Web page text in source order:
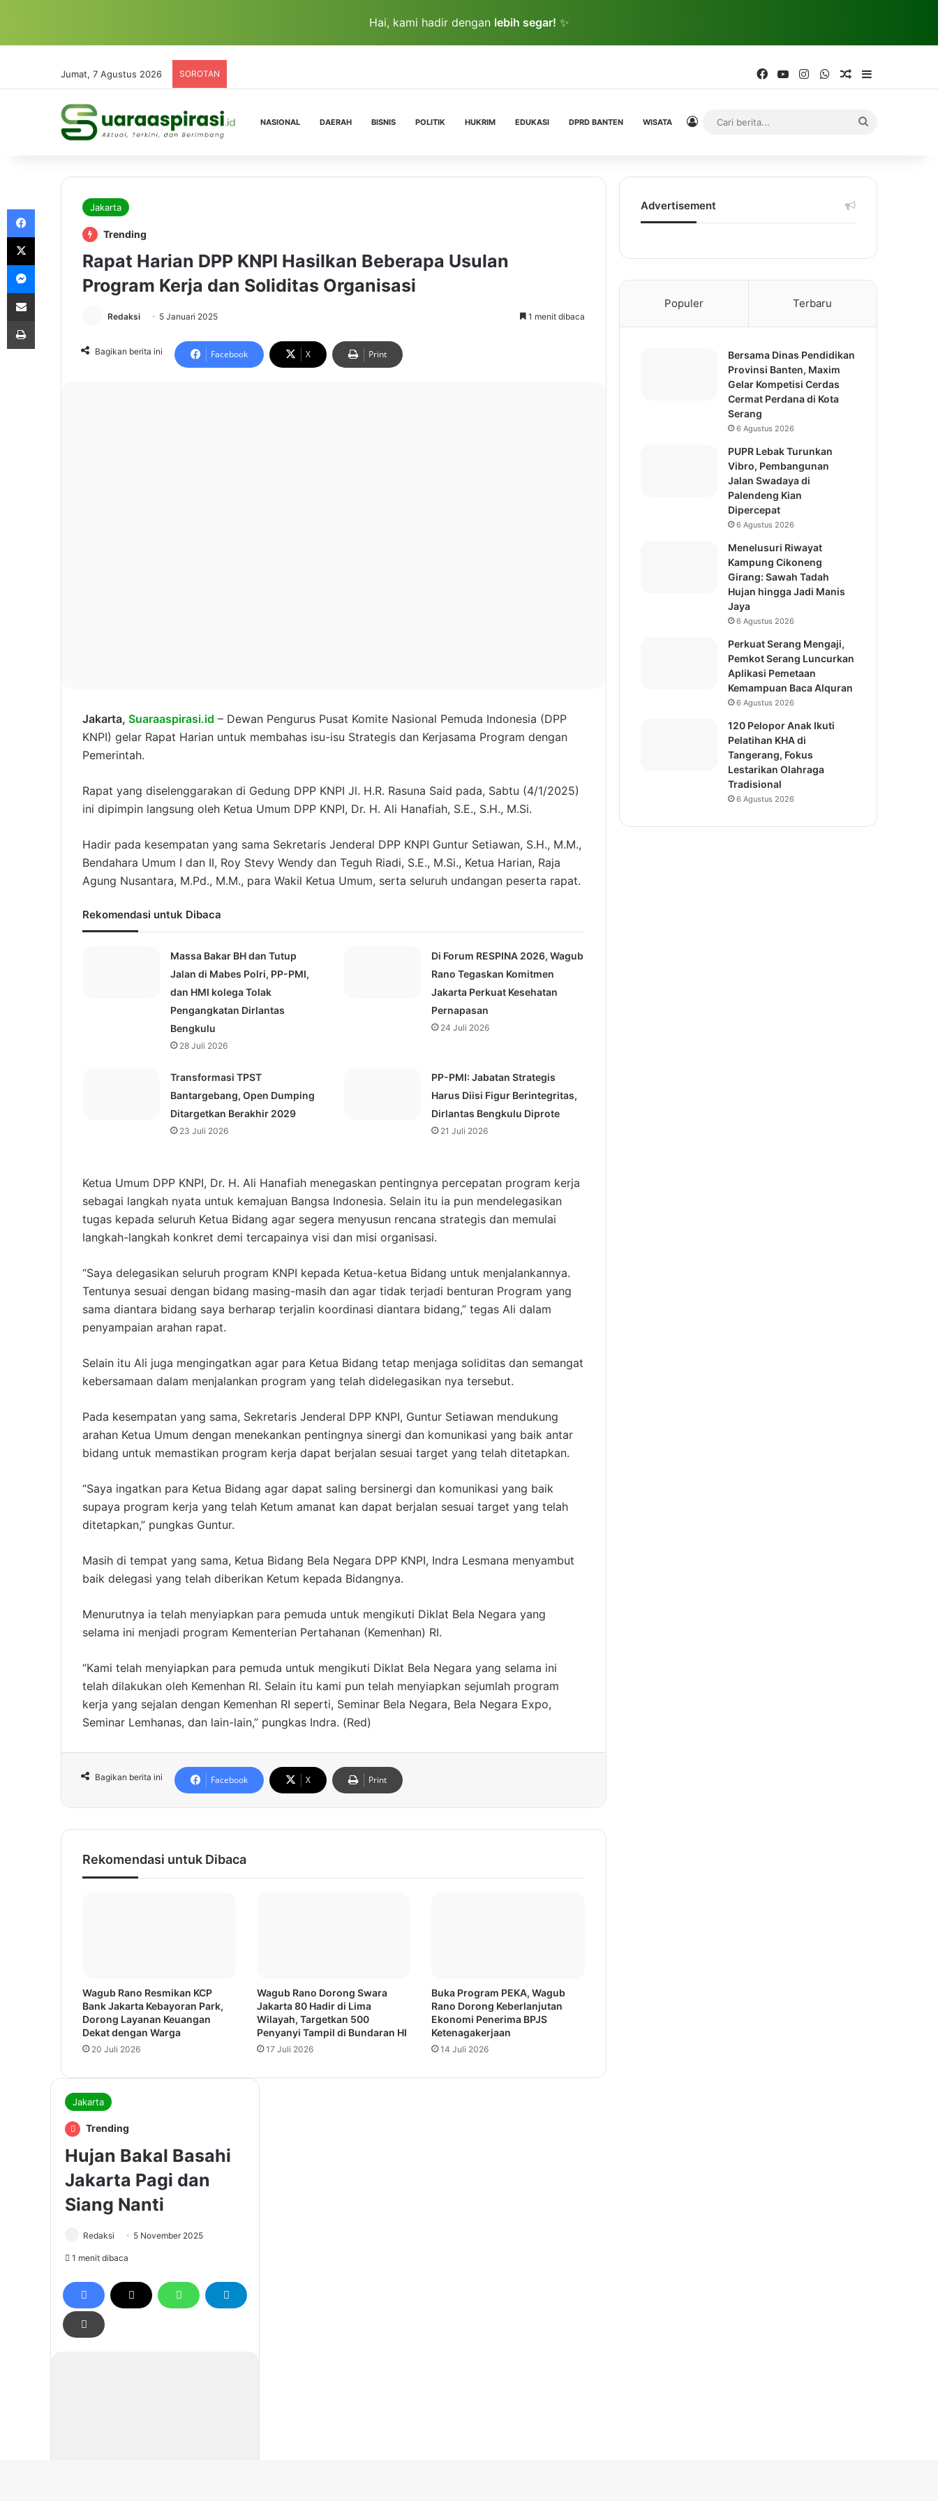
Hai, kami hadir dengan lebih segar! ✨
Jumat, 7 Agustus 2026 SOROTAN FacebookYouTubeInstagramWhatsAppRandom Article
NASIONAL DAERAH BISNIS POLITIK HUKRIM EDUKASI DPRD BANTEN WISATA Log In
Jakarta
Trending
Rapat Harian DPP KNPI Hasilkan Beberapa Usulan
Program Kerja dan Soliditas Organisasi
Redaksi 5 Januari 2025 1 menit dibaca
Bagikan berita ini Facebook X Print
Jakarta, Suaraaspirasi.id – Dewan Pengurus Pusat Komite Nasional Pemuda Indonesia (DPP
KNPI) gelar Rapat Harian untuk membahas isu-isu Strategis dan Kerjasama Program dengan
Pemerintah.
Rapat yang diselenggarakan di Gedung DPP KNPI Jl. H.R. Rasuna Said pada, Sabtu (4/1/2025)
ini dipimpin langsung oleh Ketua Umum DPP KNPI, Dr. H. Ali Hanafiah, S.E., S.H., M.Si.
Hadir pada kesempatan yang sama Sekretaris Jenderal DPP KNPI Guntur Setiawan, S.H., M.M.,
Bendahara Umum I dan II, Roy Stevy Wendy dan Teguh Riadi, S.E., M.Si., Ketua Harian, Raja
Agung Nusantara, M.Pd., M.M., para Wakil Ketua Umum, serta seluruh undangan peserta rapat.
Rekomendasi untuk Dibaca
Massa Bakar BH dan Tutup
Jalan di Mabes Polri, PP-PMI,
dan HMI kolega Tolak
Pengangkatan Dirlantas
Bengkulu
28 Juli 2026
Di Forum RESPINA 2026, Wagub
Rano Tegaskan Komitmen
Jakarta Perkuat Kesehatan
Pernapasan
24 Juli 2026
Transformasi TPST
Bantargebang, Open Dumping
Ditargetkan Berakhir 2029
23 Juli 2026
⁠PP-PMI: Jabatan Strategis
Harus Diisi Figur Berintegritas,
Dirlantas Bengkulu Diprote
21 Juli 2026
Ketua Umum DPP KNPI, Dr. H. Ali Hanafiah menegaskan pentingnya percepatan program kerja
sebagai langkah nyata untuk kemajuan Bangsa Indonesia. Selain itu ia pun mendelegasikan
tugas kepada seluruh Ketua Bidang agar segera menyusun rencana strategis dan memulai
langkah-langkah konkret demi tercapainya visi dan misi organisasi.
“Saya delegasikan seluruh program KNPI kepada Ketua-ketua Bidang untuk menjalankannya.
Tentunya sesuai dengan bidang masing-masih dan agar tidak terjadi benturan Program yang
sama diantara bidang saya berharap terjalin koordinasi diantara bidang,” tegas Ali dalam
penyampaian arahan rapat.
Selain itu Ali juga mengingatkan agar para Ketua Bidang tetap menjaga soliditas dan semangat
kebersamaan dalam menjalankan program yang telah didelegasikan nya tersebut.
Pada kesempatan yang sama, Sekretaris Jenderal DPP KNPI, Guntur Setiawan mendukung
arahan Ketua Umum dengan menekankan pentingnya sinergi dan komunikasi yang baik antar
bidang untuk memastikan program kerja dapat berjalan sesuai target yang telah ditetapkan.
“Saya ingatkan para Ketua Bidang agar dapat saling bersinergi dan komunikasi yang baik
supaya program kerja yang telah Ketum amanat kan dapat berjalan sesuai target yang telah
ditetapkan,” pungkas Guntur.
Masih di tempat yang sama, Ketua Bidang Bela Negara DPP KNPI, Indra Lesmana menyambut
baik delegasi yang telah diberikan Ketum kepada Bidangnya.
Menurutnya ia telah menyiapkan para pemuda untuk mengikuti Diklat Bela Negara yang
selama ini menjadi program Kementerian Pertahanan (Kemenhan) RI.
“Kami telah menyiapkan para pemuda untuk mengikuti Diklat Bela Negara yang selama ini
telah dilakukan oleh Kemenhan RI. Selain itu kami pun telah menyiapkan sejumlah program
kerja yang sejalan dengan Kemenhan RI seperti, Seminar Bela Negara, Bela Negara Expo,
Seminar Lemhanas, dan lain-lain,” pungkas Indra. (Red)
Bagikan berita ini Facebook X Print
Rekomendasi untuk Dibaca
Wagub Rano Resmikan KCP
Bank Jakarta Kebayoran Park,
Dorong Layanan Keuangan
Dekat dengan Warga
20 Juli 2026
Wagub Rano Dorong Swara
Jakarta 80 Hadir di Lima
Wilayah, Targetkan 500
Penyanyi Tampil di Bundaran HI
17 Juli 2026
Buka Program PEKA, Wagub
Rano Dorong Keberlanjutan
Ekonomi Penerima BPJS
Ketenagakerjaan
14 Juli 2026
Advertisement
Populer Terbaru
Bersama Dinas Pendidikan
Provinsi Banten, Maxim
Gelar Kompetisi Cerdas
Cermat Perdana di Kota
Serang
6 Agustus 2026
PUPR Lebak Turunkan
Vibro, Pembangunan
Jalan Swadaya di
Palendeng Kian
Dipercepat
6 Agustus 2026
Menelusuri Riwayat
Kampung Cikoneng
Girang: Sawah Tadah
Hujan hingga Jadi Manis
Jaya
6 Agustus 2026
Perkuat Serang Mengaji,
Pemkot Serang Luncurkan
Aplikasi Pemetaan
Kemampuan Baca Alquran
6 Agustus 2026
120 Pelopor Anak Ikuti
Pelatihan KHA di
Tangerang, Fokus
Lestarikan Olahraga
Tradisional
6 Agustus 2026
Messenger